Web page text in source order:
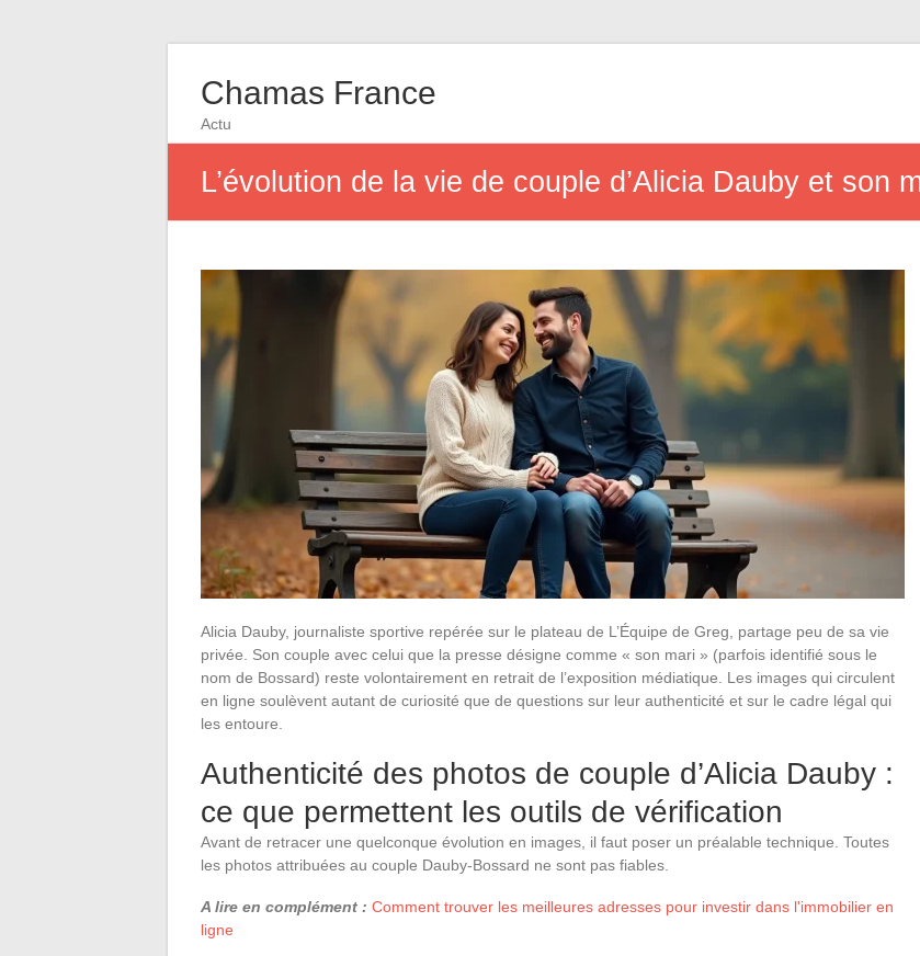
Chamas France
Actu
L’évolution de la vie de couple d’Alicia Dauby et son
Alicia Dauby, journaliste sportive repérée sur le plateau de L’Équipe de Greg, partage peu de sa vie
privée. Son couple avec celui que la presse désigne comme « son mari » (parfois identifié sous le
nom de Bossard) reste volontairement en retrait de l’exposition médiatique. Les images qui circulent
en ligne soulèvent autant de curiosité que de questions sur leur authenticité et sur le cadre légal qui
les entoure.
Authenticité des photos de couple d’Alicia Dauby :
ce que permettent les outils de vérification
Avant de retracer une quelconque évolution en images, il faut poser un préalable technique. Toutes
les photos attribuées au couple Dauby-Bossard ne sont pas fiables.
A lire en complément : Comment trouver les meilleures adresses pour investir dans l'immobilier en
ligne